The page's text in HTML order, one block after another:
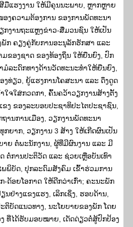
ມືແຮງງານ ໃຫ້ມີຄຸນນະພາບ, ຫຼາກຫຼາຍ
ງຄວາມຕ້ອງການ ຂອງການພັດທະນາ
ກງານຖະແຫຼງຂ່າວ-ສື່ມວນຊົນ ໃຫ້ເປັນ
ກ ຄຽງຄູ່ກັບການອະນຸລັກຮັກສາ ແລະ
ຂອງຊາດ ຂອງທ້ອງຖິ່ນ ໃຫ້ຍືນຍົງ, ປົກ
ລະດົກທາງດ້ານວັດທະນະທຳໃຫ້ຍືນຍົງ,
ທ່ຽວ, ຍູ້ແຮງການໂຄສະນາ ແລະ ດຶງດູດ
ໃຈໃສ່ກວດກາ, ຄົ້ນຄວ້າວຽກງານສ້າງຕັ້ງ
ຂງ ຂອງລະບອບປະຊາທິປະໄຕປະຊາຊົນ,
ານການເມືອງ, ວຽກງານພັດທະນາ
ຍາກ, ວຽກງານ 3 ສ້າງ ໃຫ້ເກີດຜົນເປັນ
າຍ ຕໍ່ພະນັກງານ, ຜູ້ທີ່ມີຜົນງານ ແລະ ມີ
ຕໍ່ການປະຕິວັດ ແລະ ຊ່ວຍເຫຼືອບັນເທົາ
ພິບັດ, ປຸກລະດົມສັງຄົມ ເຂົ້າຮ່ວມການ
-ດ້ອຍໂອກາດ ໃຫ້ດີກວ່າເກົ່າ; ຄະນະພັກ
ຢ່າງແຂງແຮງ, ເລິກເຊິ່ງ, ຮອບດ້ານ,
ຕິບັດແນວທາງ, ນະໂຍບາຍຂອງພັກ ໂດຍ
ທີ່ໄດ້ຮັບມອບໝາຍ, ເດັດດ່ຽວຕໍ່ສູ້ປົກປ້ອງ